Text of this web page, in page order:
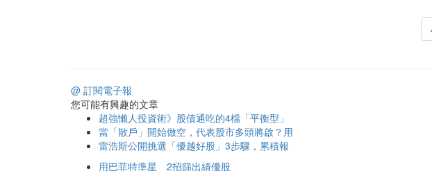
@ 訂閱電子報
您可能有興趣的文章
超強懶人投資術》股債通吃的4檔「平衡型」
當「散戶」開始做空，代表股市多頭將啟？用
雷浩斯公開挑選「優越好股」3步驟，累積報
用巴菲特準星 2招篩出績優股